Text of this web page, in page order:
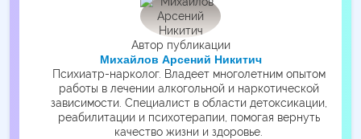
Автор публикации
Михайлов Арсений Никитич
Психиатр-нарколог. Владеет многолетним опытом
работы в лечении алкогольной и наркотической
зависимости. Специалист в области детоксикации,
реабилитации и психотерапии, помогая вернуть
качество жизни и здоровье.